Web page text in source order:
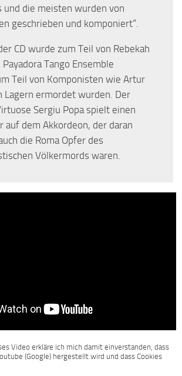
und die meisten wurden von
geschrieben und komponiert“.
CD wurde zum Teil von Rebekah
Tango Ensemble
Teil von Komponisten wie Artur
Lagern ermordet wurden. Der
Sergiu Popa spielt einen
auf dem Akkordeon, der daran
die Roma Opfer des
Völkermords waren.
Video erkläre ich mich damit einverstanden, dass
(Google) hergestellt wird und dass Cookies